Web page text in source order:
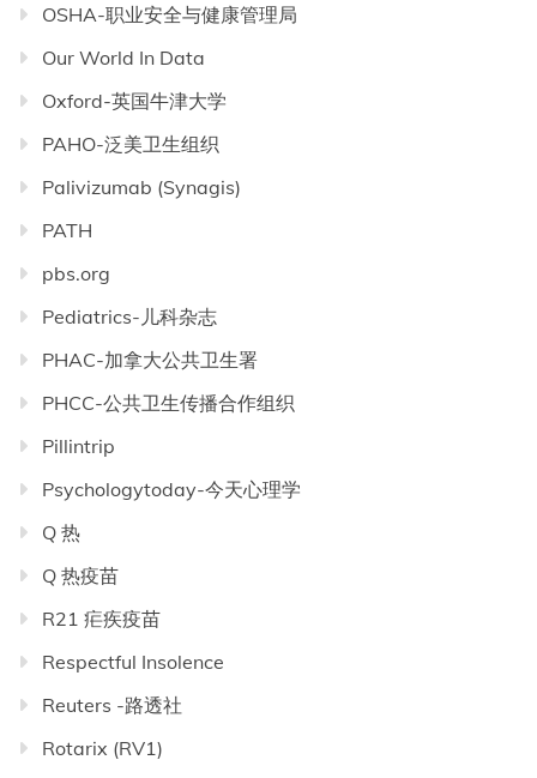
OSHA-职业安全与健康管理局
Our World In Data
Oxford-英国牛津大学
PAHO-泛美卫生组织
Palivizumab (Synagis)
PATH
pbs.org
Pediatrics-儿科杂志
PHAC-加拿大公共卫生署
PHCC-公共卫生传播合作组织
Pillintrip
Psychologytoday-今天心理学
Q 热
Q 热疫苗
R21 疟疾疫苗
Respectful Insolence
Reuters -路透社
Rotarix (RV1)